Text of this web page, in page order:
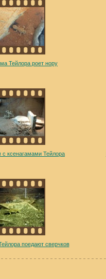
Тейлора роет нору
с ксенагамами Тейлора
поедают сверчков